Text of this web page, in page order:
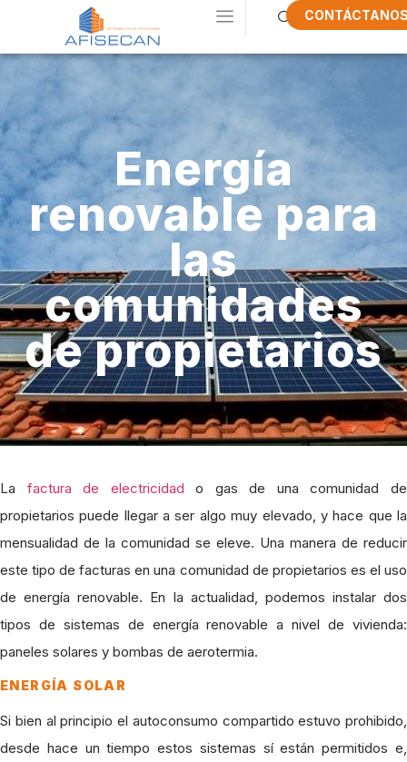
Energía
renovable para
las
comunidades
de propietarios
La factura de electricidad o gas de una comunidad de
propietarios puede llegar a ser algo muy elevado, y hace que la
mensualidad de la comunidad se eleve. Una manera de reducir
este tipo de facturas en una comunidad de propietarios es el uso
de energía renovable. En la actualidad, podemos instalar dos
tipos de sistemas de energía renovable a nivel de vivienda:
paneles solares y bombas de aerotermia.
ENERGÍA SOLAR
Si bien al principio el autoconsumo compartido estuvo prohibido,
desde hace un tiempo estos sistemas sí están permitidos e,